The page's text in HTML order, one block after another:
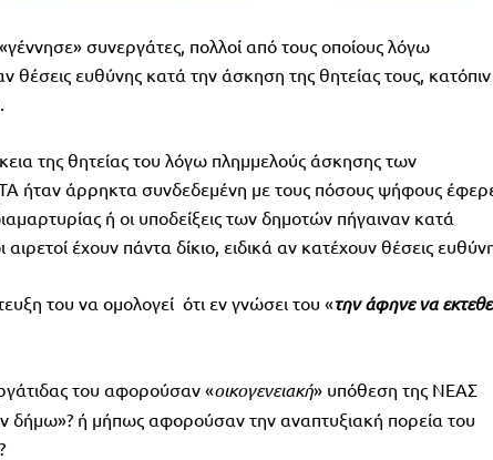
συνεργάτες, πολλοί από τους οποίους λόγω
θέσεις ευθύνης κατά την άσκηση της θητείας τους, κατόπιν
της θητείας του λόγω πλημμελούς άσκησης των
ήταν άρρηκτα συνδεδεμένη με τους πόσους ψήφους
ή οι υποδείξεις των δημοτών πήγαιναν κατά
έχουν πάντα δίκιο, ειδικά αν κατέχουν θέσεις
του να ομολογεί ότι εν γνώσει του «την άφηνε να
του αφορούσαν «οικογενειακή» υπόθεση της ΝΕΑΣ
ή μήπως αφορούσαν την αναπτυξιακή πορεία του